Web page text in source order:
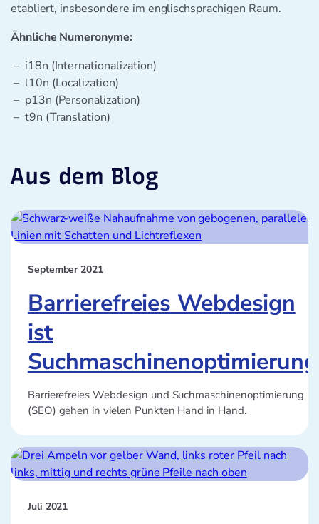
etabliert, insbesondere im englischsprachigen Raum.
Ähnliche Numeronyme:
i18n (Internationalization)
l10n (Localization)
p13n (Personalization)
t9n (Translation)
Aus dem Blog
September 2021
Barrierefreies Webdesign
ist
Suchmaschinenoptimierung
Barrierefreies Webdesign und Suchmaschinenoptimierung
(SEO) gehen in vielen Punkten Hand in Hand.
Juli 2021